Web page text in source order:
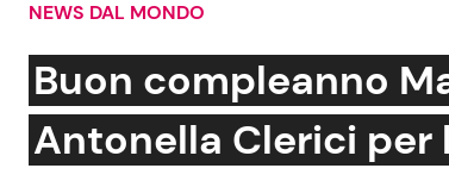
Social News
NEWS DAL MONDO
Buon compleanno
Antonella Clerici per